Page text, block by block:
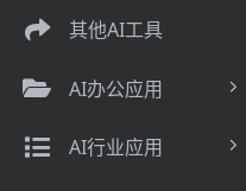
其他AI工具
AI办公应用
AI行业应用